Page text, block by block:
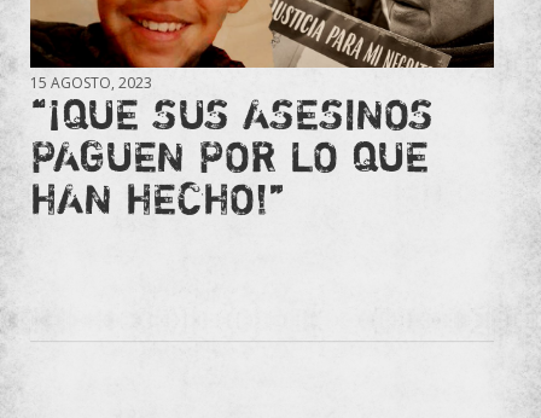
15 AGOSTO, 2023
“¡QUE SUS ASESINOS
PAGUEN POR LO QUE
HAN HECHO!”